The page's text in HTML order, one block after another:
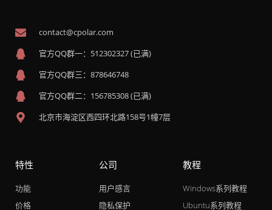
contact@cpolar.com
官方QQ群一：512302327 (已满)
官方QQ群三：878646748
官方QQ群二：156785308 (已满)
北京市海淀区西四环北路158号1幢7层
特性
功能
价格
公司
用户感言
隐私保护
教程
Windows系列教程
Ubuntu系列教程